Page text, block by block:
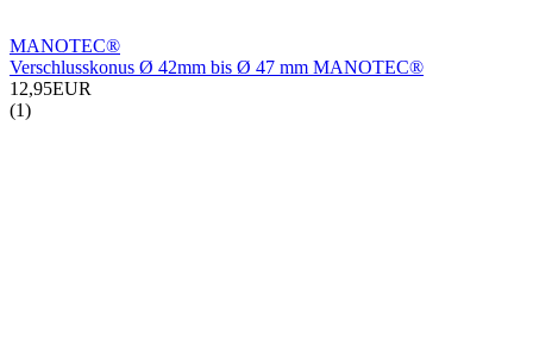
MANOTEC®
Verschlusskonus Ø 42mm bis Ø 47 mm MANOTEC®
12,95EUR
(1)